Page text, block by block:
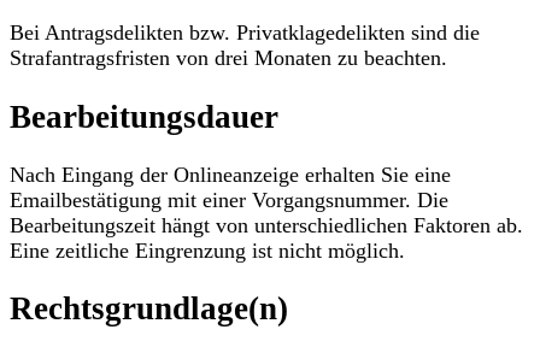
Bei Antragsdelikten bzw. Privatklagedelikten sind die
Strafantragsfristen von drei Monaten zu beachten.
Bearbeitungsdauer
Nach Eingang der Onlineanzeige erhalten Sie eine
Emailbestätigung mit einer Vorgangsnummer. Die
Bearbeitungszeit hängt von unterschiedlichen Faktoren ab.
Eine zeitliche Eingrenzung ist nicht möglich.
Rechtsgrundlage(n)